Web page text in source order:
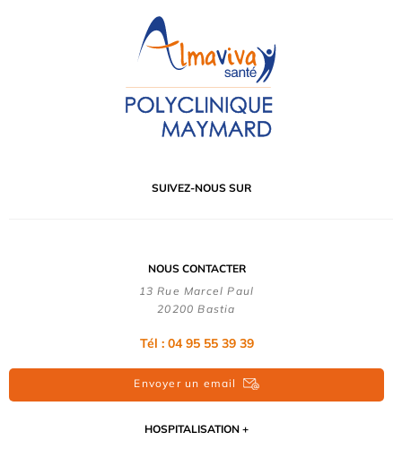
SUIVEZ-NOUS SUR
NOUS CONTACTER
13 Rue Marcel Paul
20200 Bastia
Tél : 04 95 55 39 39
Envoyer un email
HOSPITALISATION